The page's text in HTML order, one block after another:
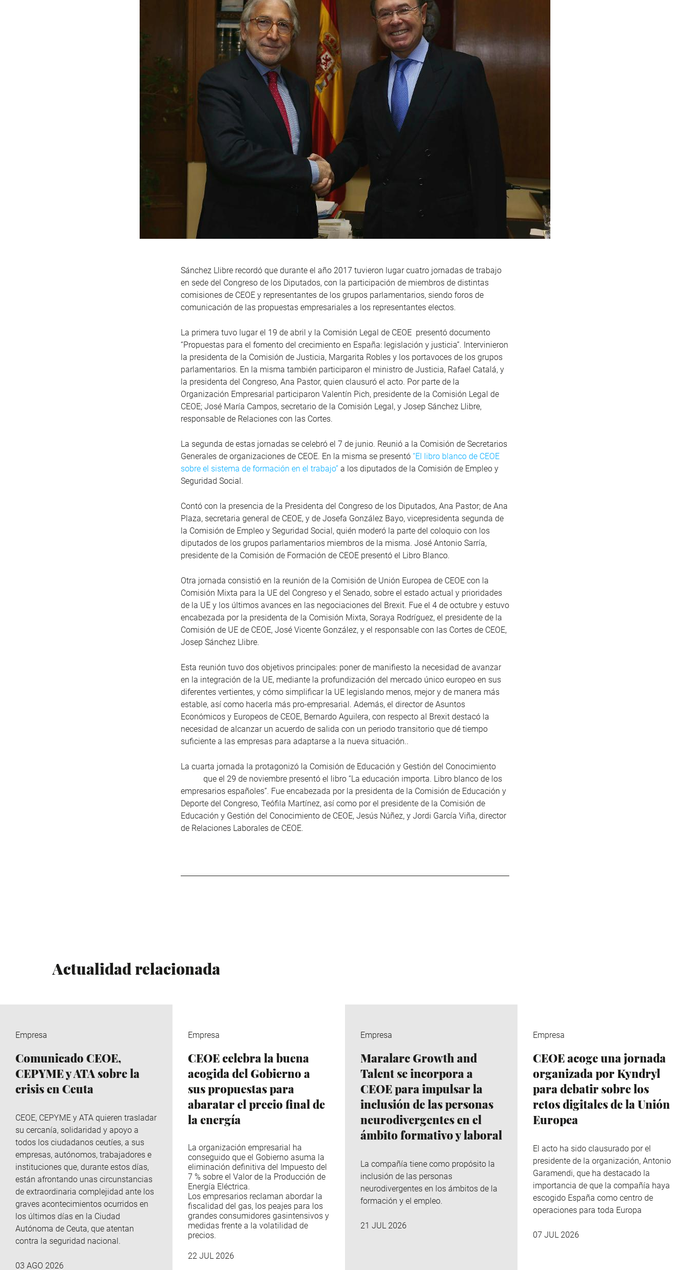
Sánchez Llibre recordó que durante el año 2017 tuvieron lugar cuatro jornadas de trabajo
en sede del Congreso de los Diputados, con la participación de miembros de distintas
comisiones de CEOE y representantes de los grupos parlamentarios, siendo foros de
comunicación de las propuestas empresariales a los representantes electos.
La primera tuvo lugar el 19 de abril y la Comisión Legal de CEOE presentó documento
“Propuestas para el fomento del crecimiento en España: legislación y justicia”. Intervinieron
la presidenta de la Comisión de Justicia, Margarita Robles y los portavoces de los grupos
parlamentarios. En la misma también participaron el ministro de Justicia, Rafael Catalá, y
la presidenta del Congreso, Ana Pastor, quien clausuró el acto. Por parte de la
Organización Empresarial participaron Valentín Pich, presidente de la Comisión Legal de
CEOE; José María Campos, secretario de la Comisión Legal, y Josep Sánchez Llibre,
responsable de Relaciones con las Cortes.
La segunda de estas jornadas se celebró el 7 de junio. Reunió a la Comisión de Secretarios
Generales de organizaciones de CEOE. En la misma se presentó “El libro blanco de CEOE
sobre el sistema de formación en el trabajo” a los diputados de la Comisión de Empleo y
Seguridad Social.
Contó con la presencia de la Presidenta del Congreso de los Diputados, Ana Pastor; de Ana
Plaza, secretaria general de CEOE, y de Josefa González Bayo, vicepresidenta segunda de
la Comisión de Empleo y Seguridad Social, quién moderó la parte del coloquio con los
diputados de los grupos parlamentarios miembros de la misma. José Antonio Sarría,
presidente de la Comisión de Formación de CEOE presentó el Libro Blanco.
Otra jornada consistió en la reunión de la Comisión de Unión Europea de CEOE con la
Comisión Mixta para la UE del Congreso y el Senado, sobre el estado actual y prioridades
de la UE y los últimos avances en las negociaciones del Brexit. Fue el 4 de octubre y estuvo
encabezada por la presidenta de la Comisión Mixta, Soraya Rodríguez, el presidente de la
Comisión de UE de CEOE, José Vicente González, y el responsable con las Cortes de CEOE,
Josep Sánchez Llibre.
Esta reunión tuvo dos objetivos principales: poner de manifiesto la necesidad de avanzar
en la integración de la UE, mediante la profundización del mercado único europeo en sus
diferentes vertientes, y cómo simplificar la UE legislando menos, mejor y de manera más
estable, así como hacerla más pro-empresarial. Además, el director de Asuntos
Económicos y Europeos de CEOE, Bernardo Aguilera, con respecto al Brexit destacó la
necesidad de alcanzar un acuerdo de salida con un periodo transitorio que dé tiempo
suficiente a las empresas para adaptarse a la nueva situación..
La cuarta jornada la protagonizó la Comisión de Educación y Gestión del Conocimiento
que el 29 de noviembre presentó el libro “La educación importa. Libro blanco de los
empresarios españoles”. Fue encabezada por la presidenta de la Comisión de Educación y
Deporte del Congreso, Teófila Martínez, así como por el presidente de la Comisión de
Educación y Gestión del Conocimiento de CEOE, Jesús Núñez, y Jordi García Viña, director
de Relaciones Laborales de CEOE.
Actualidad relacionada
Empresa
Comunicado CEOE,
CEPYME y ATA sobre la
crisis en Ceuta
CEOE, CEPYME y ATA quieren trasladar
su cercanía, solidaridad y apoyo a
todos los ciudadanos ceutíes, a sus
empresas, autónomos, trabajadores e
instituciones que, durante estos días,
están afrontando unas circunstancias
de extraordinaria complejidad ante los
graves acontecimientos ocurridos en
los últimos días en la Ciudad
Autónoma de Ceuta, que atentan
contra la seguridad nacional.
03 AGO 2026
Empresa
CEOE celebra la buena
acogida del Gobierno a
sus propuestas para
abaratar el precio final de
la energía
La organización empresarial ha
conseguido que el Gobierno asuma la
eliminación definitiva del Impuesto del
7 % sobre el Valor de la Producción de
Energía Eléctrica.
Los empresarios reclaman abordar la
fiscalidad del gas, los peajes para los
grandes consumidores gasintensivos y
medidas frente a la volatilidad de
precios.
22 JUL 2026
Empresa
Maralarc Growth and
Talent se incorpora a
CEOE para impulsar la
inclusión de las personas
neurodivergentes en el
ámbito formativo y laboral
La compañía tiene como propósito la
inclusión de las personas
neurodivergentes en los ámbitos de la
formación y el empleo.
21 JUL 2026
Empresa
CEOE acoge una jornada
organizada por Kyndryl
para debatir sobre los
retos digitales de la Unión
Europea
El acto ha sido clausurado por el
presidente de la organización, Antonio
Garamendi, que ha destacado la
importancia de que la compañía haya
escogido España como centro de
operaciones para toda Europa
07 JUL 2026